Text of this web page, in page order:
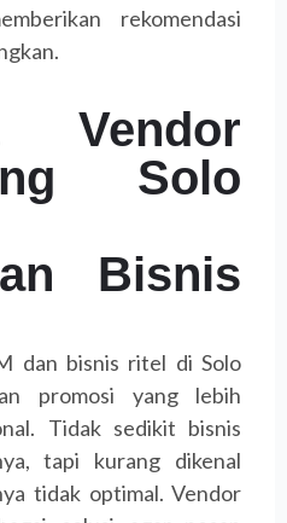
rekomendasi
Vendor
Solo
Bisnis
dan bisnis ritel di Solo
promosi yang lebih
Tidak sedikit bisnis
tapi kurang dikenal
tidak optimal. Vendor